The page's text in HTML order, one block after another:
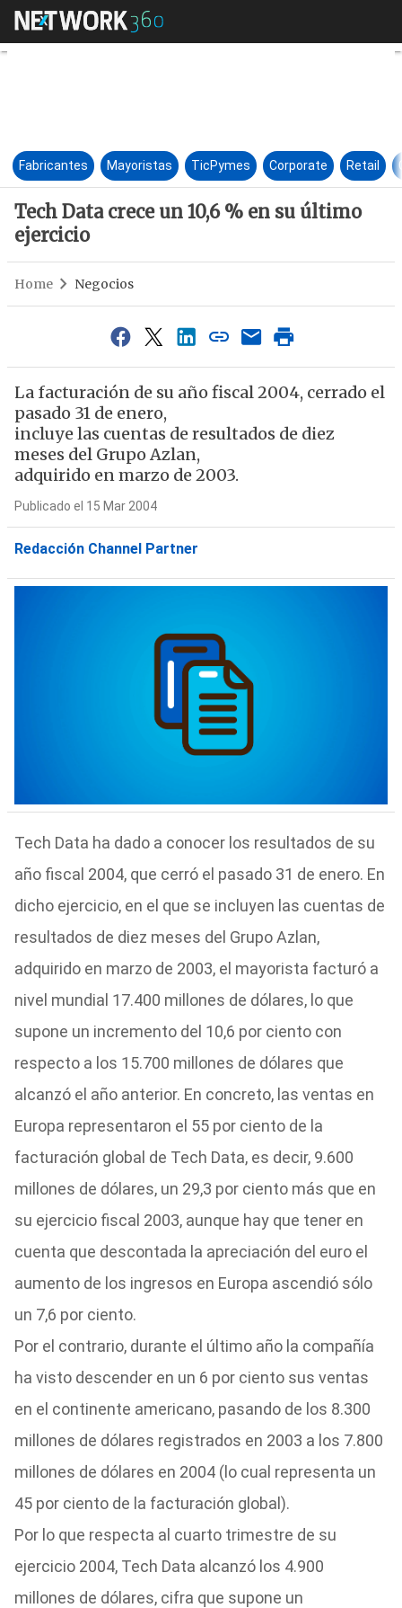
Tech Data crece un 10,6 %
Fabricantes Mayoristas TicPymes Corporate Retail
Tech Data crece un 10,6 % en su último
ejercicio
Home Negocios
La facturación de su año fiscal 2004, cerrado el
pasado 31 de enero,
incluye las cuentas de resultados de diez
meses del Grupo Azlan,
adquirido en marzo de 2003.
Publicado el 15 Mar 2004
Redacción Channel Partner
Tech Data ha dado a conocer los resultados de su
año fiscal 2004, que cerró el pasado 31 de enero. En
dicho ejercicio, en el que se incluyen las cuentas de
resultados de diez meses del Grupo Azlan,
adquirido en marzo de 2003, el mayorista facturó a
nivel mundial 17.400 millones de dólares, lo que
supone un incremento del 10,6 por ciento con
respecto a los 15.700 millones de dólares que
alcanzó el año anterior. En concreto, las ventas en
Europa representaron el 55 por ciento de la
facturación global de Tech Data, es decir, 9.600
millones de dólares, un 29,3 por ciento más que en
su ejercicio fiscal 2003, aunque hay que tener en
cuenta que descontada la apreciación del euro el
aumento de los ingresos en Europa ascendió sólo
un 7,6 por ciento.
Por el contrario, durante el último año la compañía
ha visto descender en un 6 por ciento sus ventas
en el continente americano, pasando de los 8.300
millones de dólares registrados en 2003 a los 7.800
millones de dólares en 2004 (lo cual representa un
45 por ciento de la facturación global).
Por lo que respecta al cuarto trimestre de su
ejercicio 2004, Tech Data alcanzó los 4.900
millones de dólares, cifra que supone un